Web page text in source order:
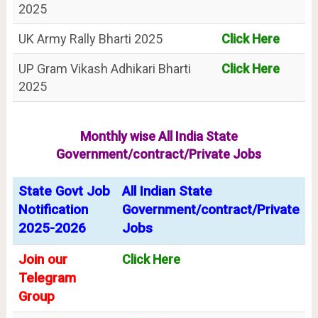
2025
UK Army Rally Bharti 2025
Click Here
UP Gram Vikash Adhikari Bharti
2025
Click Here
Monthly wise All India State
Government/contract/Private Jobs
State Govt Job
Notification
2025-2026
All Indian State
Government/contract/Private
Jobs
Join our
Telegram
Group
Click Here